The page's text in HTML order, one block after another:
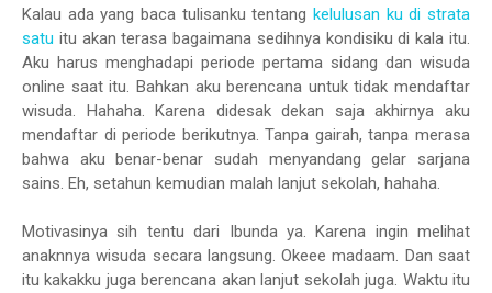
Kalau ada yang baca tulisanku tentang kelulusan ku di strata
satu itu akan terasa bagaimana sedihnya kondisiku di kala itu.
Aku harus menghadapi periode pertama sidang dan wisuda
online saat itu. Bahkan aku berencana untuk tidak mendaftar
wisuda. Hahaha. Karena didesak dekan saja akhirnya aku
mendaftar di periode berikutnya. Tanpa gairah, tanpa merasa
bahwa aku benar-benar sudah menyandang gelar sarjana
sains. Eh, setahun kemudian malah lanjut sekolah, hahaha.
Motivasinya sih tentu dari Ibunda ya. Karena ingin melihat
anaknnya wisuda secara langsung. Okeee madaam. Dan saat
itu kakakku juga berencana akan lanjut sekolah juga. Waktu itu